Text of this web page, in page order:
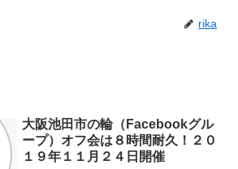
rika
大阪池田市の輪（Facebookグル
ープ）オフ会は８時間耐久！２０
１９年１１月２４日開催